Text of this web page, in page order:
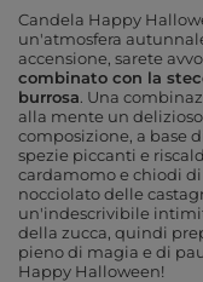
Candela Happy
un'atmosfera
accensione, sarete
combinato con la
burrosa. Una
alla mente un
composizione, a base
spezie piccanti e
cardamomo e chiodi
nocciolato delle
un'indescrivibile
della zucca, quindi
pieno di magia e di
Happy Halloween!